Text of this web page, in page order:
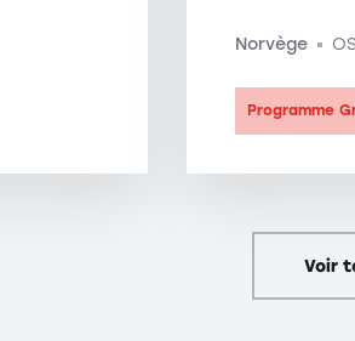
Norvège -
Programme
Voir